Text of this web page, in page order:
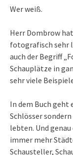
Wer weiß.
Herr Dombrow
fotografisch sehr
auch der Begriff
Schauplätze in
sehr viele
In dem Buch geht
Schlösser
lebten. Und
immer mehr
Schausteller,